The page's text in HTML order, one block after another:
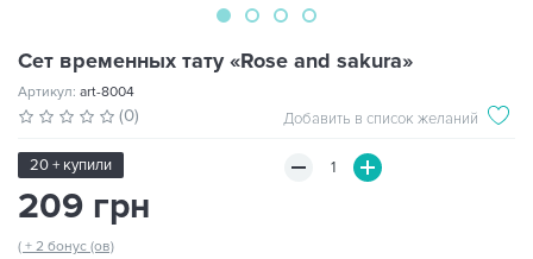
Сет временных тату «Rose and sakura»
Артикул: art-8004
(0) Добавить в список желаний
20 + купили
209 грн
( + 2 бонус (ов)